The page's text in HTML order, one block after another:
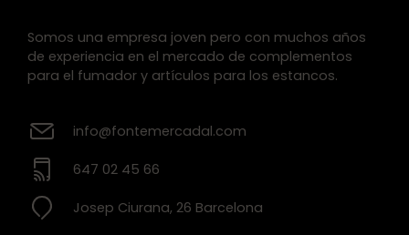
Somos una empresa joven pero con muchos años
de experiencia en el mercado de complementos
para el fumador y artículos para los estancos.
info@fontemercadal.com
647 02 45 66
Josep Ciurana, 26 Barcelona